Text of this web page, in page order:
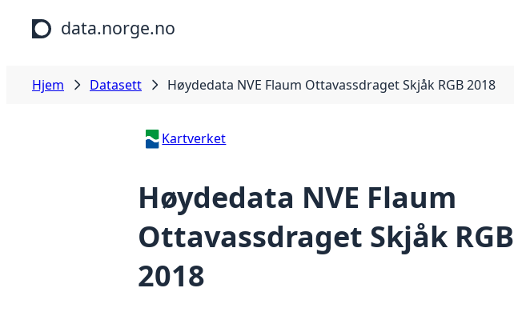
Hopp til hovedinnhold
data.norge.no
Hjem Datasett Høydedata NVE Flaum Ottavassdraget Skjåk RGB 2018
Kartverket
Høydedata NVE Flaum
Ottavassdraget Skjåk RGB
2018